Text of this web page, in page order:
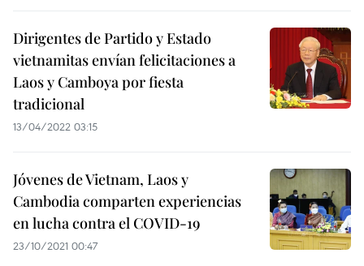
Dirigentes de Partido y Estado
vietnamitas envían felicitaciones a
Laos y Camboya por fiesta
tradicional
13/04/2022 03:15
Jóvenes de Vietnam, Laos y
Cambodia comparten experiencias
en lucha contra el COVID-19
23/10/2021 00:47